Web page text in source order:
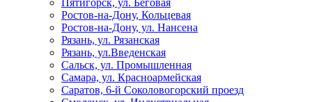
Пятигорск, ул. Беговая
Ростов-на-Дону, Кольцевая
Ростов-на-Дону, ул. Нансена
Рязань, ул. Рязанская
Рязань, ул.Введенская
Сальск, ул. Промышленная
Самара, ул. Красноармейская
Саратов, 6-й Соколовогорский проезд